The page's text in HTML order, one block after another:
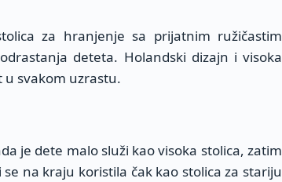
za hranjenje sa prijatnim ružičastim
deteta. Holandski dizajn i visoka
svakom uzrastu.
je dete malo služi kao visoka stolica, zatim
na kraju koristila čak kao stolica za stariju